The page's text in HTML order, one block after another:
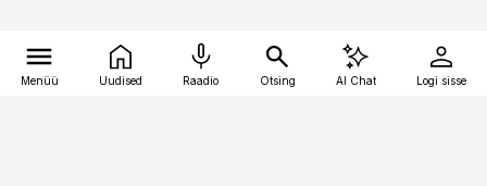
Menüü Uudised Raadio Otsing AI Chat Logi sisse